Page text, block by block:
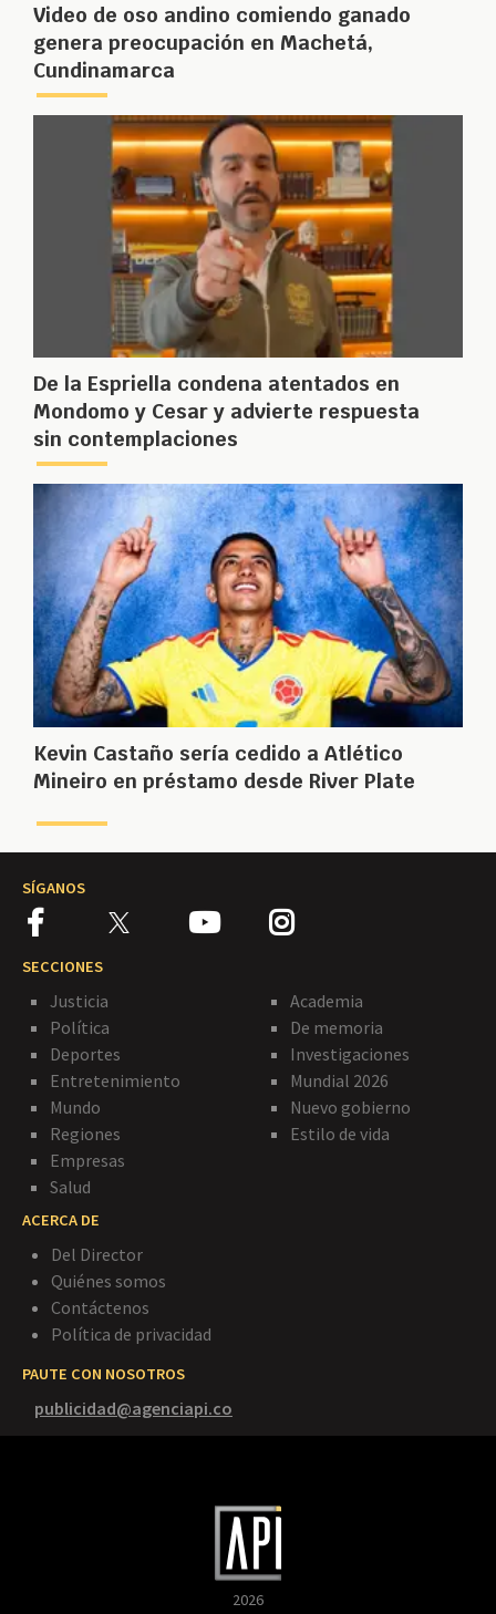
Video de oso andino comiendo ganado
genera preocupación en Machetá,
Cundinamarca
De la Espriella condena atentados en
Mondomo y Cesar y advierte respuesta
sin contemplaciones
Kevin Castaño sería cedido a Atlético
Mineiro en préstamo desde River Plate
SÍGANOS
SECCIONES
Justicia
Política
Deportes
Entretenimiento
Mundo
Regiones
Empresas
Salud
Academia
De memoria
Investigaciones
Mundial 2026
Nuevo gobierno
Estilo de vida
ACERCA DE
Del Director
Quiénes somos
Contáctenos
Política de privacidad
PAUTE CON NOSOTROS
publicidad@agenciapi.co
2026